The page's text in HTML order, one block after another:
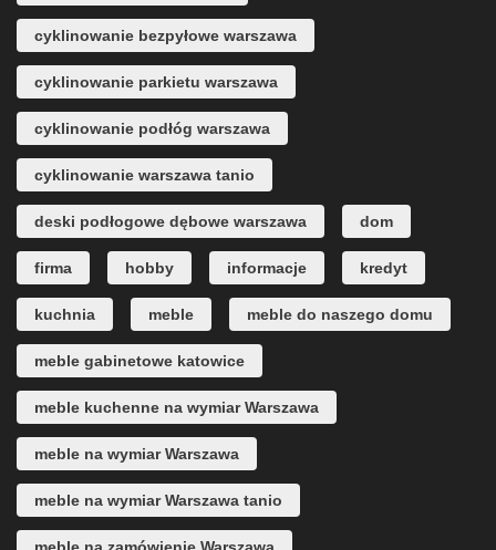
cyklinowanie bezpyłowe warszawa
cyklinowanie parkietu warszawa
cyklinowanie podłóg warszawa
cyklinowanie warszawa tanio
deski podłogowe dębowe warszawa dom
firma hobby informacje kredyt
kuchnia meble meble do naszego domu
meble gabinetowe katowice
meble kuchenne na wymiar Warszawa
meble na wymiar Warszawa
meble na wymiar Warszawa tanio